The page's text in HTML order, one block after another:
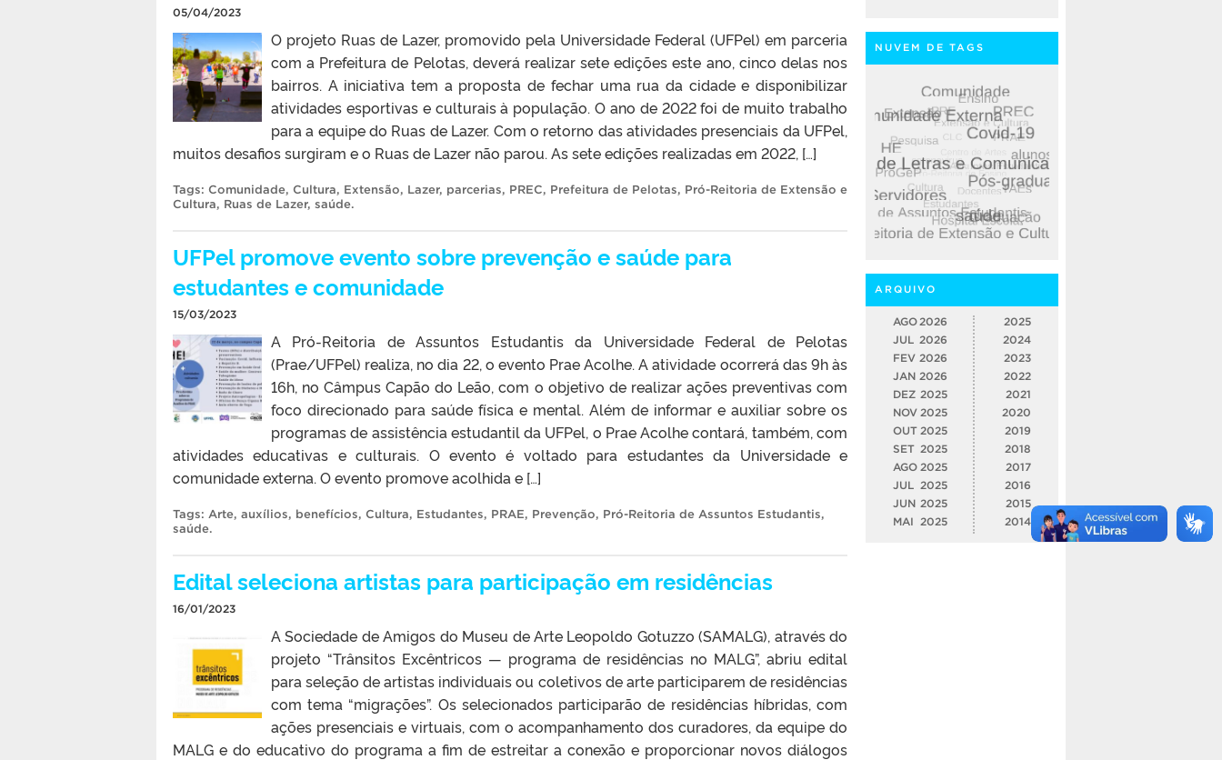
05/04/2023
O projeto Ruas de Lazer, promovido pela Universidade Federal (UFPel) em parceria
com a Prefeitura de Pelotas, deverá realizar sete edições este ano, cinco delas nos
bairros. A iniciativa tem a proposta de fechar uma rua da cidade e disponibilizar
atividades esportivas e culturais à população. O ano de 2022 foi de muito trabalho
para a equipe do Ruas de Lazer. Com o retorno das atividades presenciais da UFPel,
muitos desafios surgiram e o Ruas de Lazer não parou. As sete edições realizadas em 2022, […]
Tags: Comunidade, Cultura, Extensão, Lazer, parcerias, PREC, Prefeitura de Pelotas, Pró-Reitoria de Extensão e
Cultura, Ruas de Lazer, saúde.
UFPel promove evento sobre prevenção e saúde para
estudantes e comunidade
15/03/2023
A Pró-Reitoria de Assuntos Estudantis da Universidade Federal de Pelotas
(Prae/UFPel) realiza, no dia 22, o evento Prae Acolhe. A atividade ocorrerá das 9h às
16h, no Câmpus Capão do Leão, com o objetivo de realizar ações preventivas com
foco direcionado para saúde física e mental. Além de informar e auxiliar sobre os
programas de assistência estudantil da UFPel, o Prae Acolhe contará, também, com
atividades educativas e culturais. O evento é voltado para estudantes da Universidade e
comunidade externa. O evento promove acolhida e […]
Tags: Arte, auxílios, benefícios, Cultura, Estudantes, PRAE, Prevenção, Pró-Reitoria de Assuntos Estudantis,
saúde.
Edital seleciona artistas para participação em residências
16/01/2023
A Sociedade de Amigos do Museu de Arte Leopoldo Gotuzzo (SAMALG), através do
projeto “Trânsitos Excêntricos — programa de residências no MALG”, abriu edital
para seleção de artistas individuais ou coletivos de arte participarem de residências
com tema “migrações”. Os selecionados participarão de residências híbridas, com
ações presenciais e virtuais, com o acompanhamento dos curadores, da equipe do
MALG e do educativo do programa a fim de estreitar a conexão e proporcionar novos diálogos
NUVEM DE TAGS
ARQUIVO
AGO 2026
JUL 2026
FEV 2026
JAN 2026
DEZ 2025
NOV 2025
OUT 2025
SET 2025
AGO 2025
JUL
2025
JUN 2025
MAI
2025
2025
2024
2023
2022
2021
2020
2019
2018
2017
2016
2015
2014